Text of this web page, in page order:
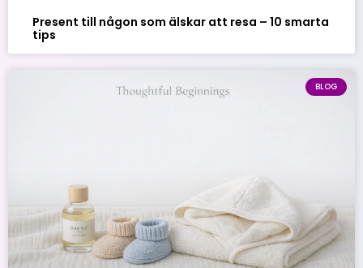
Present till någon som älskar att resa – 10 smarta
tips
BLOG